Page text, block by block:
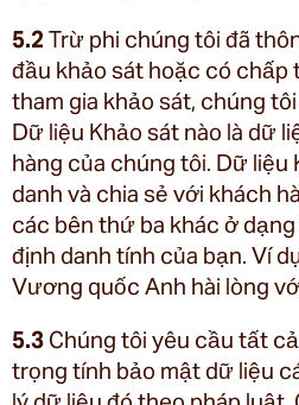
5.2 Trừ phi chúng tôi đã
đầu khảo sát hoặc có chấp
tham gia khảo sát, chúng
Dữ liệu Khảo sát nào là dữ
hàng của chúng tôi. Dữ liệu
danh và chia sẻ với khách
các bên thứ ba khác ở
định danh tính của bạn. Ví
Vương quốc Anh hài lòng
5.3 Chúng tôi yêu cầu tất
trọng tính bảo mật dữ liệu